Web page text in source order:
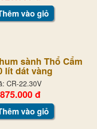
vào giỏ
sành Thổ Cẩm
lít dát vàng
CR-22.30V
đ
vào giỏ